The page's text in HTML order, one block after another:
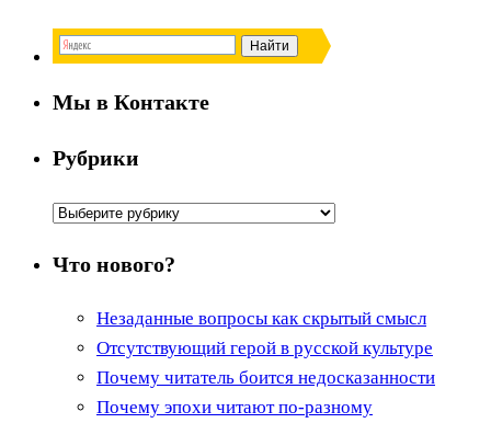
Мы в Контакте
Рубрики
Рубрики
Что нового?
Незаданные вопросы как скрытый смысл
Отсутствующий герой в русской культуре
Почему читатель боится недосказанности
Почему эпохи читают по-разному